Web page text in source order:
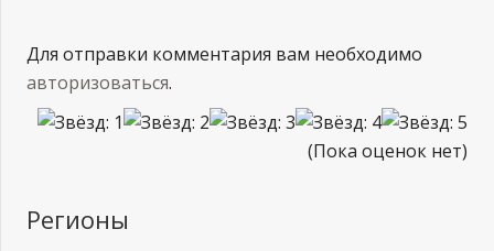
Для отправки комментария вам необходимо
авторизоваться.
(Пока оценок нет)
Регионы